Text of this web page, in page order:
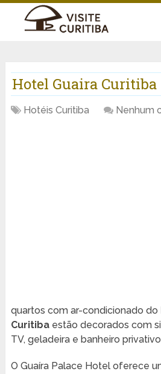
Hotel Guaira Curitiba
Hotéis Curitiba Nenhum
quartos com ar-condicionado do
Curitibaestão decorados com
TV, geladeira e banheiro
O Guaíra Palace Hotel oferece